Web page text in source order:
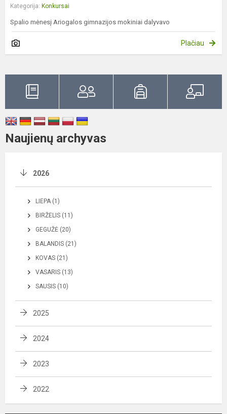
Kategorija: Konkursai
Spalio mėnesį Ariogalos gimnazijos mokiniai dalyvavo
Plačiau
Naujienų archyvas
2026
LIEPA (1)
BIRŽELIS (11)
GEGUŽĖ (20)
BALANDIS (21)
KOVAS (21)
VASARIS (13)
SAUSIS (10)
2025
2024
2023
2022